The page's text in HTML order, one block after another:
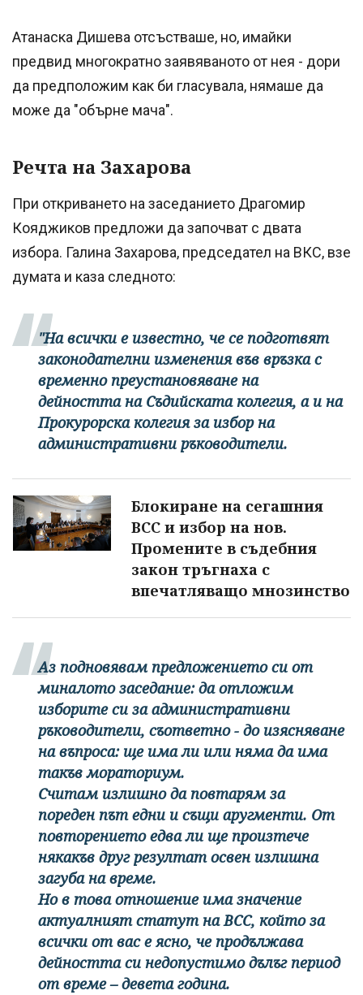
Атанаска Дишева отсъстваше, но, имайки
предвид многократно заявяваното от нея - дори
да предположим как би гласувала, нямаше да
може да "обърне мача".
Речта на Захарова
При откриването на заседанието Драгомир
Кояджиков предложи да започват с двата
избора. Галина Захарова, председател на ВКС, взе
думата и каза следното:
"На всички е известно, че се подготвят
законодателни изменения във връзка с
временно преустановяване на
дейността на Съдийската колегия, а и на
Прокурорска колегия за избор на
административни ръководители.
Блокиране на сегашния
ВСС и избор на нов.
Промените в съдебния
закон тръгнаха с
впечатляващо мнозинство
Аз подновявам предложението си от
миналото заседание: да отложим
изборите си за административни
ръководители, съответно - до изясняване
на въпроса: ще има ли или няма да има
такъв мораториум.
Считам излишно да повтарям за
пореден път едни и същи аругменти. От
повторението едва ли ще произтече
някакъв друг резултат освен излишна
загуба на време.
Но в това отношение има значение
актуалният статут на ВСС, който за
всички от вас е ясно, че продължава
дейността си недопустимо дълъг период
от време – девета година.